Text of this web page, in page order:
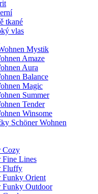
tkané
vlas
Mystik
Amaze
Aura
Balance
Magic
Summer
Tender
Winsome
Schöner Wohnen
Cozy
Fine Lines
Fluffy
Funky Orient
Funky Outdoor